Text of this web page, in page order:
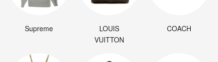
Supreme
LOUIS
VUITTON
COACH